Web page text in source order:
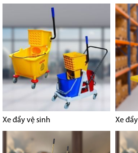
Xe đẩy vệ sinh Xe